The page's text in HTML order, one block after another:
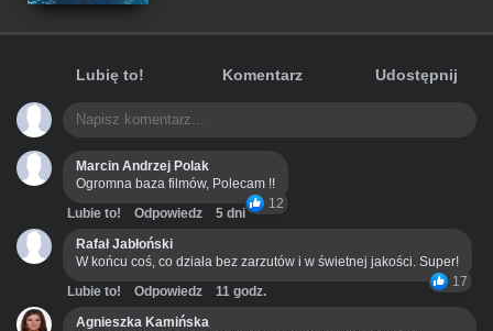
Lubię to! Komentarz Udostępnij
Marcin Andrzej Polak
Ogromna baza filmów, Polecam !!
12
Lubie to! Odpowiedz
5 dni
Rafał Jabłoński
W końcu coś, co działa bez zarzutów i w świetnej jakości. Super!
17
Lubie to! Odpowiedz
11 godz.
Agnieszka Kamińska